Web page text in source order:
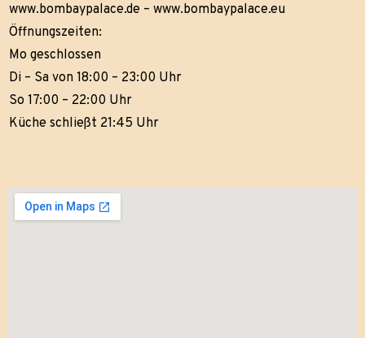
www.bombaypalace.de – www.bombaypalace.eu
Öffnungszeiten:
Mo geschlossen
Di – Sa von 18:00 – 23:00 Uhr
So 17:00 – 22:00 Uhr
Küche schließt 21:45 Uhr